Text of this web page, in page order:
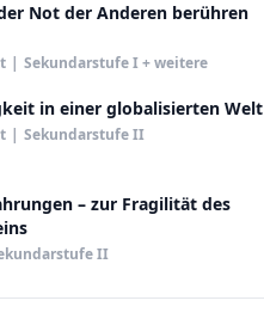
Not der Anderen berühren
| Sekundarstufe I + weitere
in einer globalisierten Welt
| Sekundarstufe II
– zur Fragilität des
II